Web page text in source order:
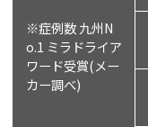
※症例数 九州N
o.1 ミラドライア
ワード受賞(メー
カー調べ)